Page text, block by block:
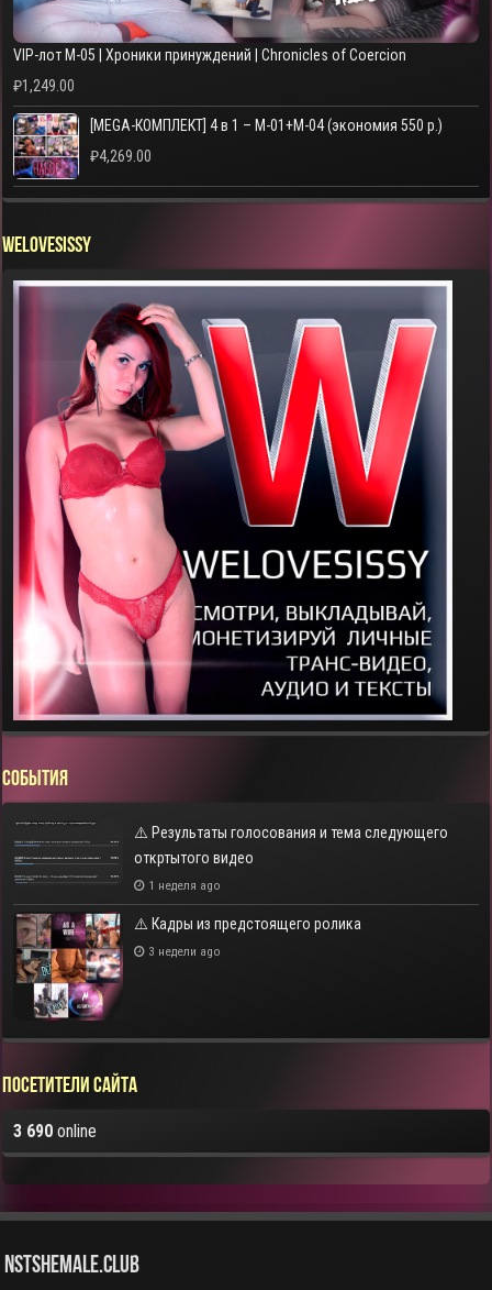
VIP-лот M-05 | Хроники принуждений | Chronicles of Coercion
₽1,249.00
[MEGA-КОМПЛЕКТ] 4 в 1 – M-01+M-04 (экономия 550 р.)
₽4,269.00
WELOVESISSY
СОБЫТИЯ
⚠️ Результаты голосования и тема следующего
откртытого видео
1 неделя ago
⚠️ Кадры из предстоящего ролика
3 недели ago
Посетители сайта
3 690 online
NstShemale.Club